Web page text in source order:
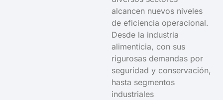
alcancen nuevos niveles
de eficiencia operacional.
Desde la industria
alimenticia, con sus
rigurosas demandas por
seguridad y conservación,
hasta segmentos
industriales